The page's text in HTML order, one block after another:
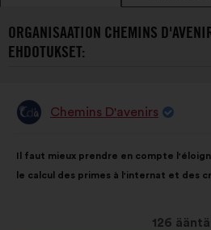
ORGANISAATION CHEMINS
EHDOTUKSET:
EhdotusChemins D'avenirs
sisältö:
Il faut mieux prendre en compte
le calcul des primes à l'internat et des
Tämä
126 ääntä
jakautuminen: